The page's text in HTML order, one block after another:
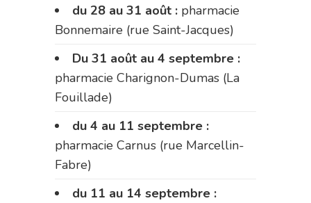
du 28 au 31 août : pharmacie
Bonnemaire (rue Saint-Jacques)
Du 31 août au 4 septembre :
pharmacie Charignon-Dumas (La
Fouillade)
du 4 au 11 septembre :
pharmacie Carnus (rue Marcellin-
Fabre)
du 11 au 14 septembre :